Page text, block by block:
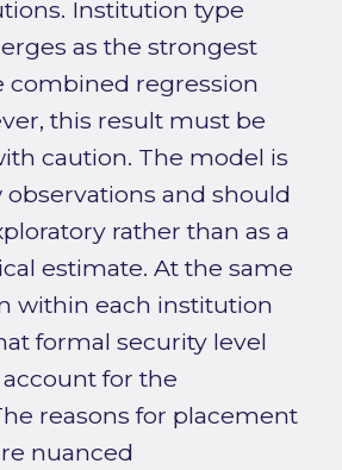
Institution type
as the strongest
combined regression
this result must be
caution. The model is
observations and should
rather than as a
estimate. At the same
within each institution
formal security level
for the
reasons for placement
nuanced